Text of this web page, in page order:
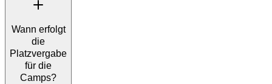
Wann erfolgt
die
Platzvergabe
für die
Camps?